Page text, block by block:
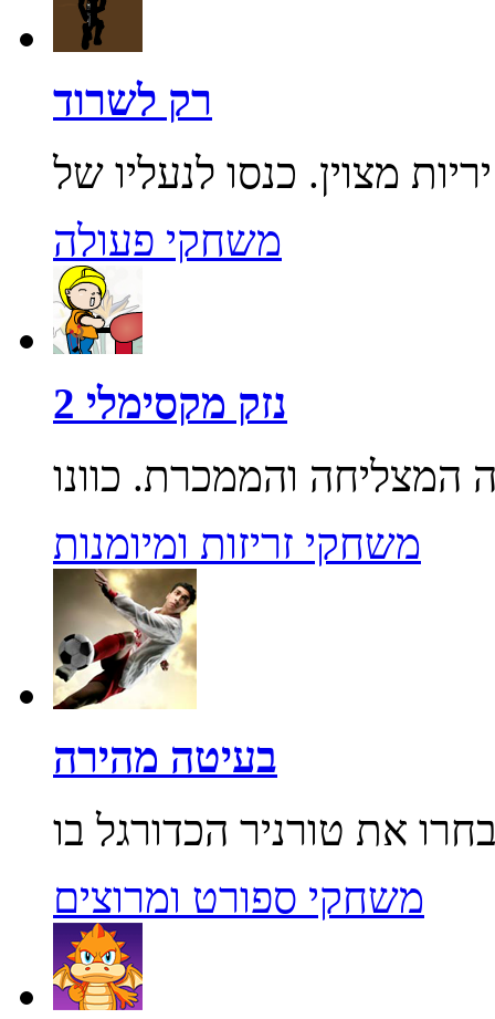
רק לשרוד
משחקי פעולה
נזק מקסימלי 2
משחקי זריזות ומיומנות
בעיטה מהירה
משחקי ספורט ומרוצים